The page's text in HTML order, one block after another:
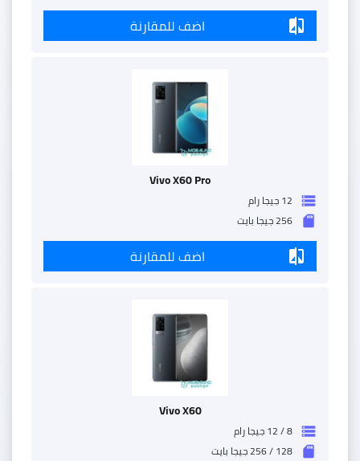
compare اضف للمقارنة
Vivo X60 Pro
storage 12 جيجا رام
sd_storage 256 جيجا بايت
compare اضف للمقارنة
Vivo X60
storage 8 / 12 جيجا رام
sd_storage 128 / 256 جيجا بايت